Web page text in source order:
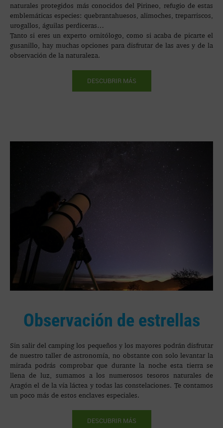
naturales protegidos más conocidos del Pirineo, refugio de estas
emblemáticas especies: quebrantahuesos, alimoches, treparriscos,
urogallos, águilas perdiceras…
Tanto si eres un experto ornitólogo, como si acaba de picarte el
gusanillo, hay muchas opciones para disfrutar de las aves y de la
observación de la naturaleza.
DESCUBRIR MÁS
Observación de estrellas
Sin salir del camping los pequeños y los mayores podrán disfrutar
de nuestro taller de astronomía, no obstante con solo levantar la
mirada podrás comprobar que durante la noche esta tierra se
llena de luz, sumamos a los numerosos tesoros naturales de
Aragón el de la vía láctea y todas las constelaciones. Te contamos
un poco más de estos enclaves especiales.
DESCUBRIR MÁS